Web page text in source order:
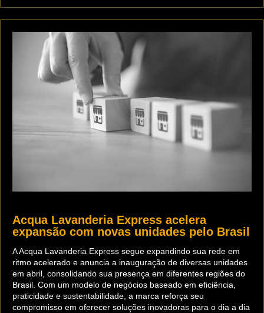
Acqua Lavanderia Express acelera
expansão com novas unidades pelo Brasil
A Acqua Lavanderia Express segue expandindo sua rede em
ritmo acelerado e anuncia a inauguração de diversas unidades
em abril, consolidando sua presença em diferentes regiões do
Brasil. Com um modelo de negócios baseado em eficiência,
praticidade e sustentabilidade, a marca reforça seu
compromisso em oferecer soluções inovadoras para o dia a dia